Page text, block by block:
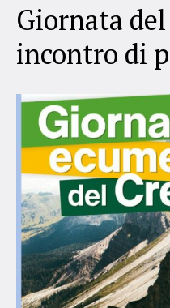
Giornata
incontro di